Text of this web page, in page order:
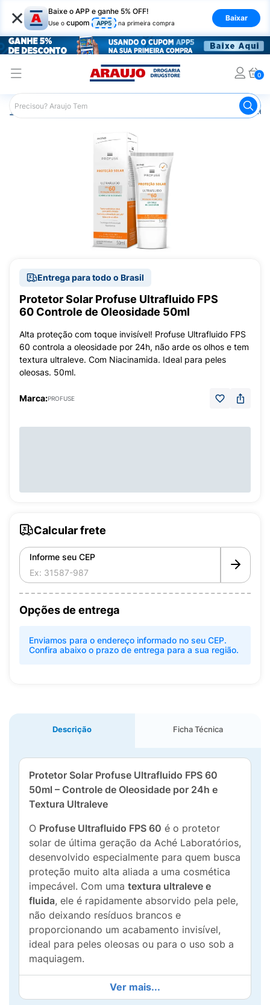
× Baixe o APP e ganhe 5% OFF!
Use o cupom APP5 na primeira compra
Baixar
0
Araujo Dermocosméticos
Entrega para todo o Brasil
Protetor Solar Profuse Ultrafluido FPS
60 Controle de Oleosidade 50ml
Alta proteção com toque invisível! Profuse Ultrafluido FPS
60 controla a oleosidade por 24h, não arde os olhos e tem
textura ultraleve. Com Niacinamida. Ideal para peles
oleosas. 50ml.
Marca:PROFUSE
Calcular frete
Informe seu CEP
Opções de entrega
Enviamos para o endereço informado no seu CEP.
Confira abaixo o prazo de entrega para a sua região.
Descrição Ficha Técnica
Protetor Solar Profuse Ultrafluido FPS 60
50ml – Controle de Oleosidade por 24h e
Textura Ultraleve
O Profuse Ultrafluido FPS 60 é o protetor
solar de última geração da Aché Laboratórios,
desenvolvido especialmente para quem busca
proteção muito alta aliada a uma cosmética
impecável. Com uma textura ultraleve e
fluida, ele é rapidamente absorvido pela pele,
não deixando resíduos brancos e
proporcionando um acabamento invisível,
ideal para peles oleosas ou para o uso sob a
maquiagem.
Sua fórmula inteligente conta com a
Tecnologia Antioleosidade, que garante o
Ver mais...